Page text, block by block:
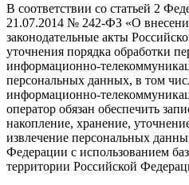
В соответствии со статьей 2
21.07.2014 № 242-ФЗ «О
законодательные акты
уточнения порядка обработки
информационно-
персональных данных, в том
информационно-
оператор обязан обеспечить
накопление, хранение,
извлечение персональных
Федерации с использованием
территории Российской